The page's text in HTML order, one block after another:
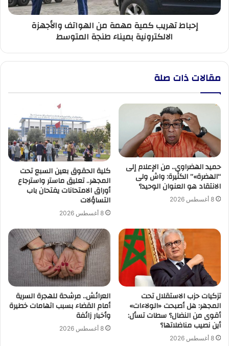
الالكترونية
بميناء
إحباط تهريب كمية مهمة من الهواتف والأجهزة
الالكترونية بميناء طنجة المتوسط
مقالات ذات صلة
حميد الهضراوي.. من الإعلام إلى
“الهضرة»” الكثيرة: واش ولى
الانتقاد هو العنوان الوحيد؟
8 أغسطس 2026
كلية الحقوق بعين السبع تحت
المجهر.. تعليق ماستر واسترجاع
أوراق الامتحانات يفتحان باب
التساؤلات
8 أغسطس 2026
تزكيات حزب الاستقلال تحت
المجهر: هل أصبحت «الولاءات»
أقوى من النضال؟ سطات تسأل:
أين نصيب مناضلاتها؟
8 أغسطس 2026
العرائش.. مرشحة للهجرة السرية
أمام القضاء بسبب اتهامات خطيرة
وأخبار زائفة
8 أغسطس 2026